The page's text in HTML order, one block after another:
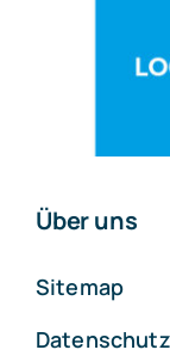
Über uns
Sitemap
Datenschutz